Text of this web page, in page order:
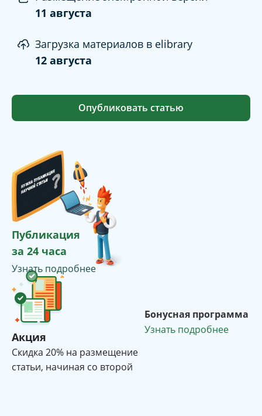
11 августа
Загрузка материалов в elibrary
12 августа
Опубликовать статью
Публикация
за 24 часа
Узнать подробнее
Акция
Cкидка 20% на размещение
статьи, начиная со второй
Бонусная программа
Узнать подробнее